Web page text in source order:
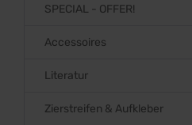
SPECIAL - OFFER!
Accessoires
Literatur
Zierstreifen & Aufkleber